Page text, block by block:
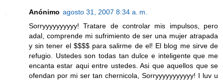
Anónimo agosto 31, 2007 8:34 a. m.
Sorryyyyyyyyyy! Tratare de controlar mis impulsos, pero
adal, comprende mi sufrimiento de ser una mujer atrapada
y sin tener el $$$$ para salirme de el! El blog me sirve de
refugio. Ustedes son todas tan dulce e inteligente que me
encanta estar aqui entre ustedes. Asi que aquellos que se
ofendan por mi ser tan chernicola, Sorryyyyyyyyyyy! I luv u